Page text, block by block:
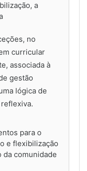
a
no
curricular
associada à
gestão
lógica de
para o
e flexibilização
comunidade